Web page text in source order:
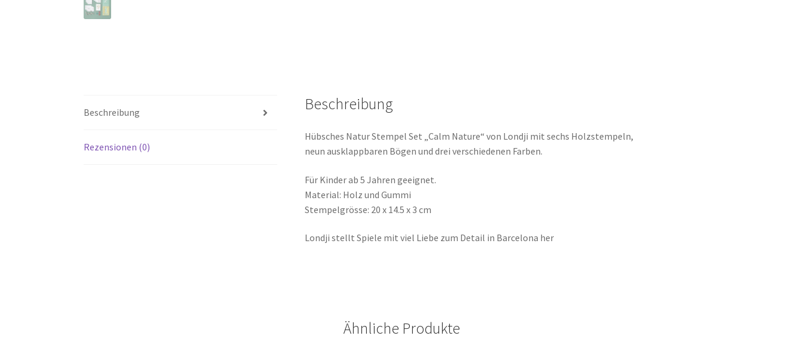
Beschreibung
Rezensionen (0)
Beschreibung
Hübsches Natur Stempel Set „Calm Nature“ von Londji mit sechs Holzstempeln,
neun ausklappbaren Bögen und drei verschiedenen Farben.
Für Kinder ab 5 Jahren geeignet.
Material: Holz und Gummi
Stempelgrösse: 20 x 14.5 x 3 cm
Londji stellt Spiele mit viel Liebe zum Detail in Barcelona her
Ähnliche Produkte